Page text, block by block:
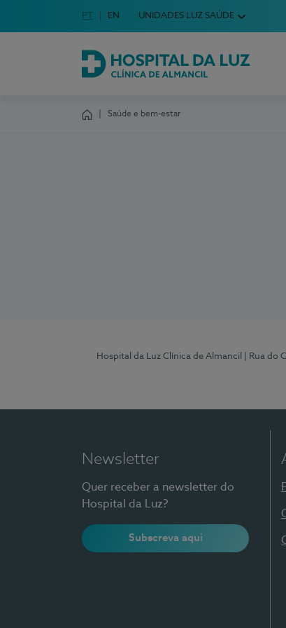
Escolha o seu idioma
Idioma em Português
PT English Language
EN UNIDADES LUZ SAÚDE
Hospital da Luz Clínica de Almancil
Saúde e bem-estar
Hospital da Luz Clínica de Almancil | Rua do
Newsletter
Quer receber a newsletter do
Hospital da Luz?
Subscreva aqui